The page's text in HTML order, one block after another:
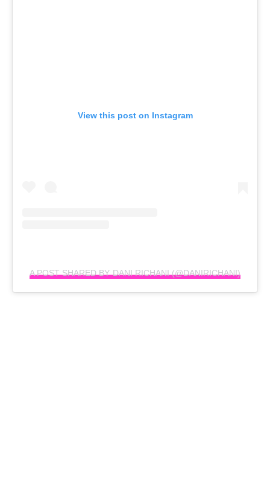
View this post on Instagram
A POST SHARED BY DANI RICHANI (@DANIRICHANI)